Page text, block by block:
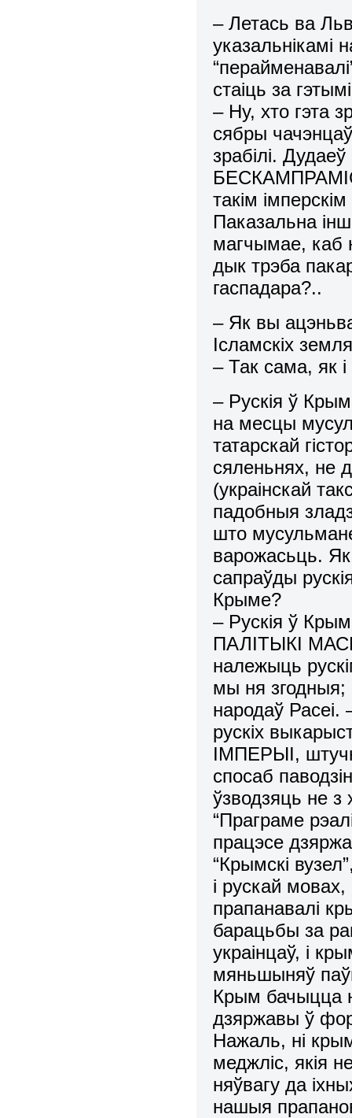
– Летась ва
указальнікамі
стаіць за
– Ну, хто гэта
сябры
зрабілі.
такім
Паказальна
магчымае, каб
дык трэба
гаспадара?..
– Як вы
Ісламскіх
– Так сама, як
– Рускія ў
на месцы
татарскай
сяленьнях, не
(украінскай
падобныя
што
варожасьць.
сапраўды
Крыме?
– Рускія ў
ПАЛІТЫКІ
належыць
мы ня згодныя;
народаў
рускіх
ІМПЕРЫІ,
спосаб
ўзводзяць не
“Праграме
працэсе
“Крымскі
і рускай
прапанавалі
барацьбы за
украінцаў, і
мяньшыняў
Крым бачыцца
дзяржавы ў
Нажаль, ні
меджліс, якія
няўвагу да
нашыя